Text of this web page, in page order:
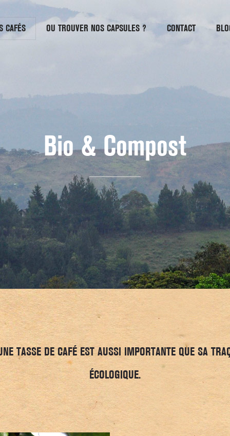
CAFÉS OU TROUVER NOS CAPSULES ? CONTACT
Bio & Compost
TASSE DE CAFÉ EST AUSSI IMPORTANTE QUE SA
ÉCOLOGIQUE.